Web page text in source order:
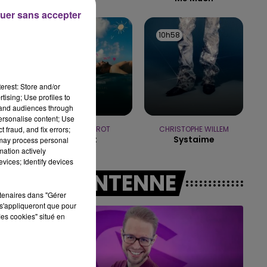
11h00 - 16h00
LE WEEK-END CHAMPAGNE FM
JEREMY FREROT
Frerot
10h58
10h58
CHRISTOPHE WILLEM
Systaime
A L'ANTENNE
Store and/or
Use profiles to
audiences through
content; Use
fraud, and fix errors;
process personal
actively
Identify devices
dans "Gérer
que pour
cookies" situé en
sans accepter